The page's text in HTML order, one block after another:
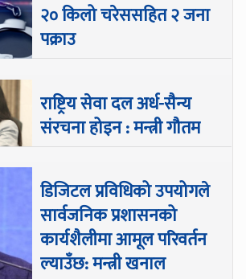
२० किलो चरेससहित २ जना
पक्राउ
राष्ट्रिय सेवा दल अर्ध-सैन्य
संरचना होइन : मन्त्री गौतम
डिजिटल प्रविधिको उपयोगले
सार्वजनिक प्रशासनको
कार्यशैलीमा आमूल परिवर्तन
ल्याउँछ: मन्त्री खनाल